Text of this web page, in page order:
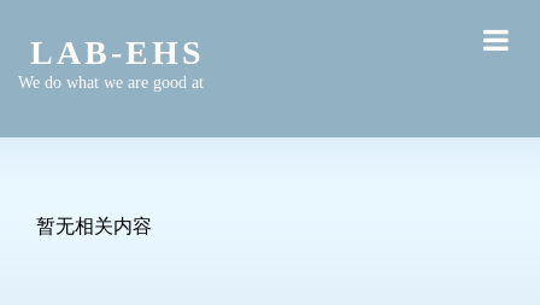
LAB-EHS
We do what we are good at
暂无相关内容